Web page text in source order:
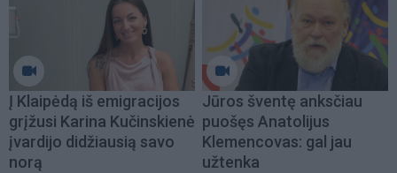
Į Klaipėdą iš emigracijos
grįžusi Karina Kučinskienė
įvardijo didžiausią savo
norą
Jūros šventę anksčiau
puošęs Anatolijus
Klemencovas: gal jau
užtenka